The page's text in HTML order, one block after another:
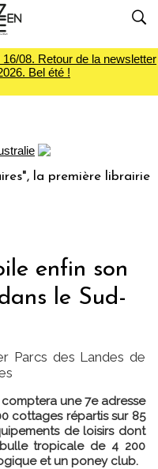
08. Retour de la newsletter
Bel été !
librairie du voyage
enfin son
le Sud-
Parcs des Landes de
une 7e adresse
cottages répartis sur 85
de loisirs dont
tropicale de 4 200
et un poney club.